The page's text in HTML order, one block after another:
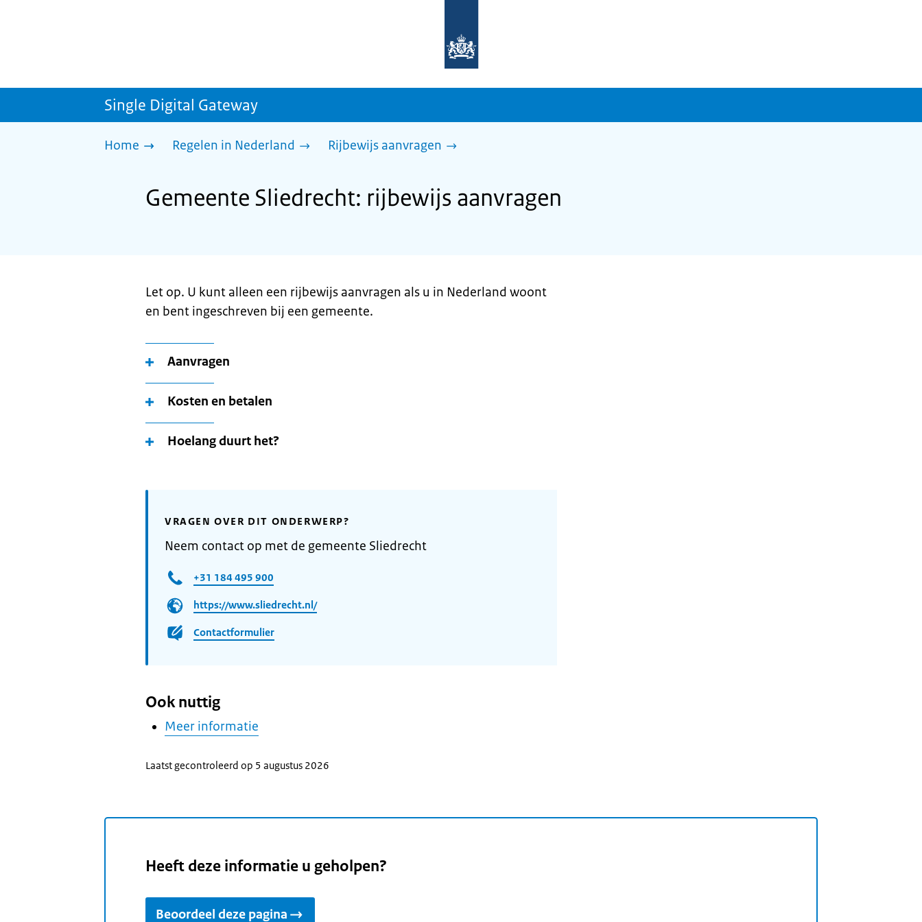
homepage
sdg.rijksoverheid.nl
Single Digital Gateway
Home Regelen in Nederland Rijbewijs aanvragen
Gemeente Sliedrecht: rijbewijs aanvragen
Let op. U kunt alleen een rijbewijs aanvragen als u in Nederland woont
en bent ingeschreven bij een gemeente.
Aanvragen
Kosten en betalen
Hoelang duurt het?
VRAGEN OVER DIT ONDERWERP?
Neem contact op met de gemeente Sliedrecht
+31 184 495 900
https://www.sliedrecht.nl/
Contactformulier
Ook nuttig
Meer informatie
Laatst gecontroleerd op 5 augustus 2026
Heeft deze informatie u geholpen?
Beoordeel deze pagina